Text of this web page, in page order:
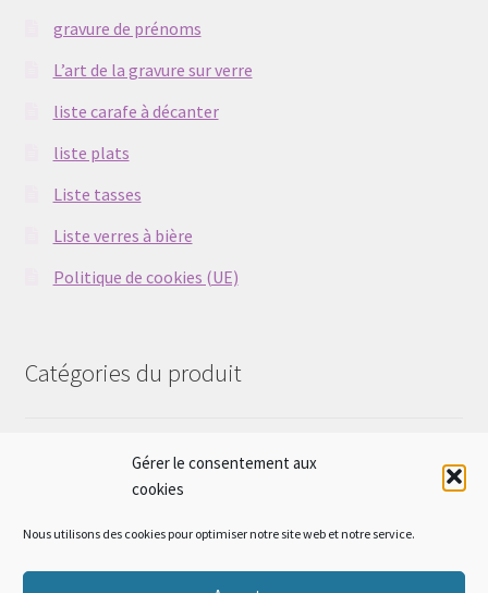
Gérer le consentement aux
cookies
Nous utilisons des cookies pour optimiser notre site web et notre service.
gravure de prénoms
L’art de la gravure sur verre
liste carafe à décanter
liste plats
Liste tasses
Liste verres à bière
Politique de cookies (UE)
Catégories du produit
pierres naturelles montées